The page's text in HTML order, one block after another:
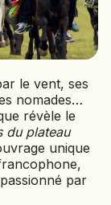
le vent, ses
nomades…
révèle le
du plateau
unique
par